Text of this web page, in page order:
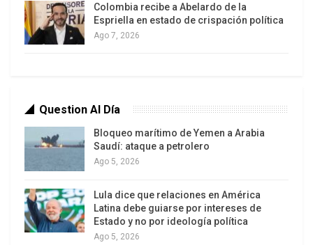
islamista Mamduh Ismail. La acampada había
comenzado el viernes en protesta contra la
también rechaza a la Junta Militar, máxima
autoridad política de Egipto actualmente. Desde
un improvisado hospital de campaña levantado
con algunas mantas y lonas, el médico y vocero
los ataques rondaba la veintena, dato confirmado
también por fuerzas de seguridad. El portavoz
señaló que su equipo sanitario había recibido al
Colombia recibe a Abelardo de la
Espriella en estado de crispación política
Ago 7, 2026
Question Al Día
Bloqueo marítimo de Yemen a Arabia
Saudí: ataque a petrolero
Ago 5, 2026
Lula dice que relaciones en América
Latina debe guiarse por intereses de
Estado y no por ideología política
Ago 5, 2026